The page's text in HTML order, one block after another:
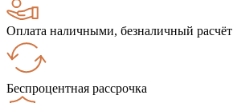
Оплата наличными, безналичный расчёт
Беспроцентная рассрочка